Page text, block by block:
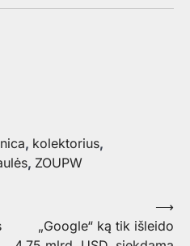
, kolektorius,
, ZOUPW
„Google“ ką tik išleido
⟶